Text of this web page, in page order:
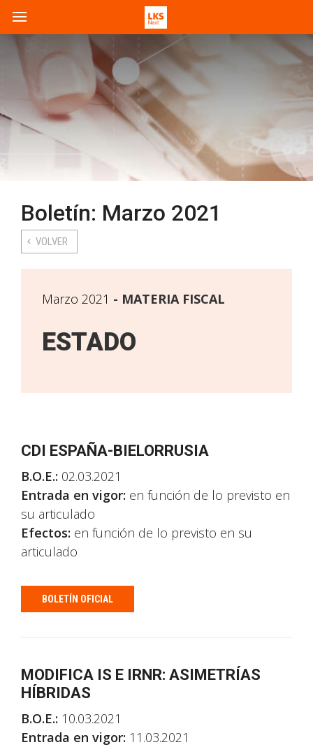
Boletín: Marzo 2021
VOLVER
Marzo 2021 MATERIA FISCAL
ESTADO
CDI ESPAÑA-BIELORRUSIA
B.O.E.: 02.03.2021
Entrada en vigor: en función de lo previsto en
su articulado
Efectos: en función de lo previsto en su
articulado
BOLETÍN OFICIAL
MODIFICA IS E IRNR: ASIMETRÍAS
HÍBRIDAS
B.O.E.: 10.03.2021
Entrada en vigor: 11.03.2021